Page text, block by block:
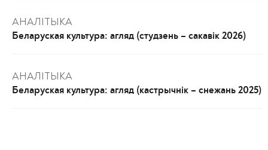
АНАЛІТЫКА
Беларуская культура: агляд (студзень – сакавік 2026)
АНАЛІТЫКА
Беларуская культура: агляд (кастрычнік – снежань 2025)